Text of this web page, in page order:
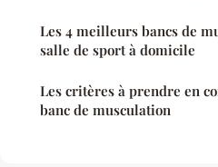
Les 4 meilleurs bancs de
salle de sport à domicile
Les critères à prendre en
banc de musculation